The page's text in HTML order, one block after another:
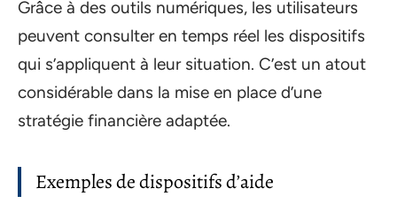
Grâce à des outils numériques, les utilisateurs
peuvent consulter en temps réel les dispositifs
qui s’appliquent à leur situation. C’est un atout
considérable dans la mise en place d’une
stratégie financière adaptée.
Exemples de dispositifs d’aide